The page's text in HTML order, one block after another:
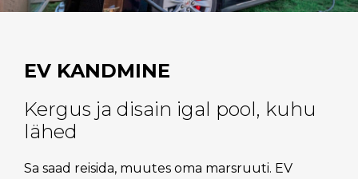
EV KANDMINE
Kergus ja disain igal pool, kuhu
lähed
Sa saad reisida, muutes oma marsruuti. EV